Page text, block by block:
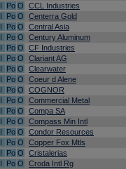
I Po O
CCL Industries
I Po O
Centerra Gold
I Po O
Central Asia
I Po O
Century Aluminum
I Po O
CF Industries
I Po O
Clariant AG
I Po O
Clearwater
I Po O
Coeur d Alene
I Po O
COGNOR
I Po O
Commercial Metal
I Po O
Compa SA
I Po O
Compass Min Intl
I Po O
Condor Resources
I Po O
Copper Fox Mtls
I Po O
Cristalerias
I Po O
Croda Intl Rg